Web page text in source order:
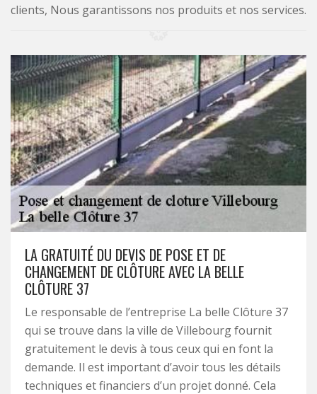
clients, Nous garantissons nos produits et nos services.
LA GRATUITÉ DU DEVIS DE POSE ET DE
CHANGEMENT DE CLÔTURE AVEC LA BELLE
CLÔTURE 37
Le responsable de l’entreprise La belle Clôture 37
qui se trouve dans la ville de Villebourg fournit
gratuitement le devis à tous ceux qui en font la
demande. Il est important d’avoir tous les détails
techniques et financiers d’un projet donné. Cela